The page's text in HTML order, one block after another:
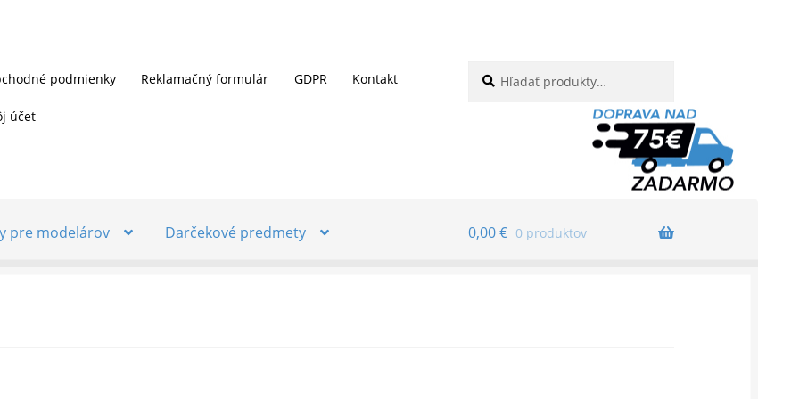
podmienky Reklamačný formulár GDPR Kontakt
účet
pre modelárov Darčekové predmety 0,00€ 0 produktov